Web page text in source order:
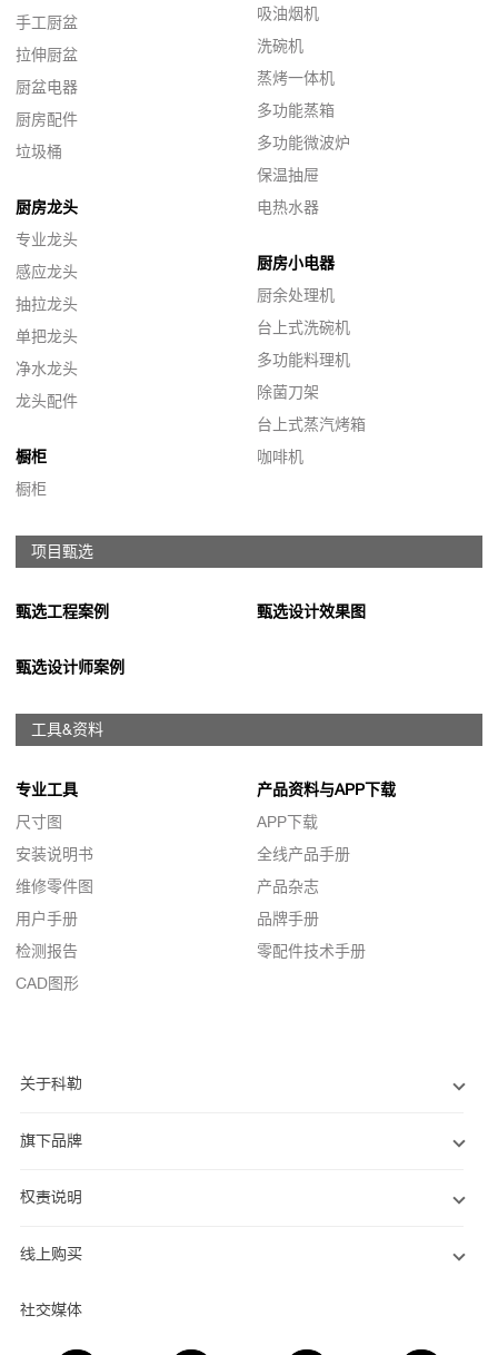
手工厨盆
拉伸厨盆
厨盆电器
厨房配件
垃圾桶
厨房龙头
专业龙头
感应龙头
抽拉龙头
单把龙头
净水龙头
龙头配件
橱柜
橱柜
吸油烟机
洗碗机
蒸烤一体机
多功能蒸箱
多功能微波炉
保温抽屉
电热水器
厨房小电器
厨余处理机
台上式洗碗机
多功能料理机
除菌刀架
台上式蒸汽烤箱
咖啡机
项目甄选
甄选工程案例
甄选设计师案例
甄选设计效果图
工具&资料
专业工具
尺寸图
安装说明书
维修零件图
用户手册
检测报告
CAD图形
产品资料与APP下载
APP下载
全线产品手册
产品杂志
品牌手册
零配件技术手册
关于科勒
旗下品牌
权责说明
线上购买
社交媒体